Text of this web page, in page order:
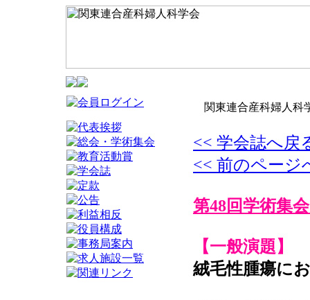
関東連合産科婦人科
<< 学会誌へ戻
<< 前のページ
第48回学術集会
【一般演題】
絨毛性腫瘍に